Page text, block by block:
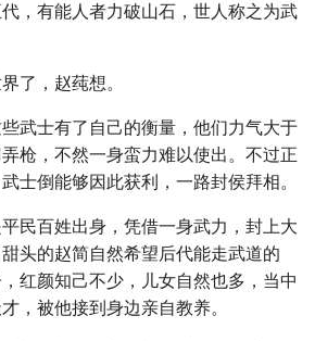
，有能人者力破山石，世人称之为武
了，赵莼想。
武士有了自己的衡量，他们力气大于
枪，不然一身蛮力难以使出。不过正
士倒能够因此获利，一路封侯拜相。
民百姓出身，凭借一身武力，封上大
头的赵简自然希望后代能走武道的
红颜知己不少，儿女自然也多，当中
，被他接到身边亲自教养。